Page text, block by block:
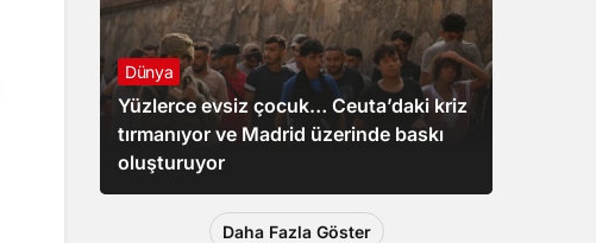
Dünya
Yüzlerce evsiz çocuk… Ceuta’daki kriz
tırmanıyor ve Madrid üzerinde baskı
oluşturuyor
Daha Fazla Göster